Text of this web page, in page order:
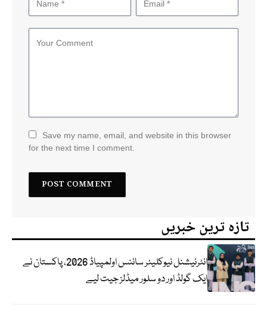
Save my name, email, and website in this browser
for the next time I comment.
تازہ ترین خبریں
انٹرنیشنل نیوکلیئر سائنس اولمپیاڈ 2026، پاکستان نے
ایک گولڈ اور دو سلور میڈلز جیت لیے